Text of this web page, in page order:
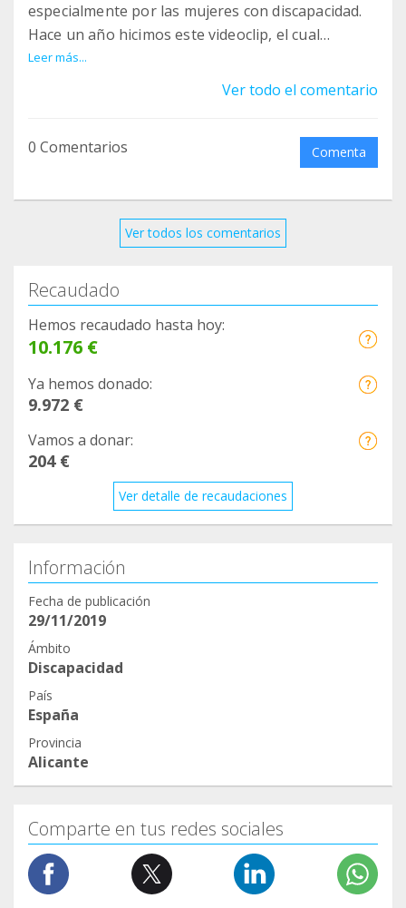
especialmente por las mujeres con discapacidad.
Hace un año hicimos este videoclip, el cual
volvemos a compartir con mucha ilusión por el
Leer más...
Ver todo el comentario
0 Comentarios Comenta
Ver todos los comentarios
Recaudado
Hemos recaudado hasta hoy:
10.176 €
Ya hemos donado:
9.972 €
Vamos a donar:
204 €
Ver detalle de recaudaciones
Información
Fecha de publicación
29/11/2019
Ámbito
Discapacidad
País
España
Provincia
Alicante
Comparte en tus redes sociales